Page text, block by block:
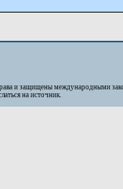
и защищены международными
на источник.